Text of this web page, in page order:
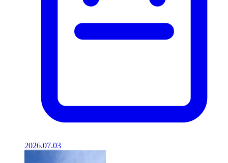
2026.07.03